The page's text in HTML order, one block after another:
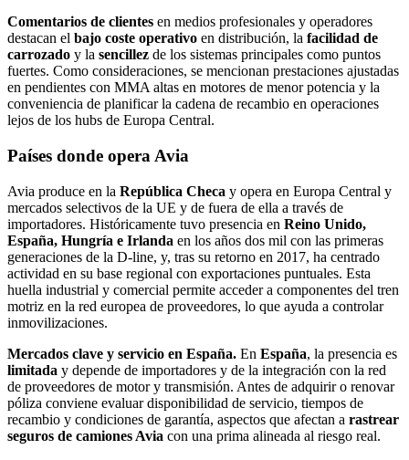
Comentarios de clientes en medios profesionales y operadores
destacan el bajo coste operativo en distribución, la facilidad de
carrozado y la sencillez de los sistemas principales como puntos
fuertes. Como consideraciones, se mencionan prestaciones ajustadas
en pendientes con MMA altas en motores de menor potencia y la
conveniencia de planificar la cadena de recambio en operaciones
lejos de los hubs de Europa Central.
Países donde opera Avia
Avia produce en la República Checa y opera en Europa Central y
mercados selectivos de la UE y de fuera de ella a través de
importadores. Históricamente tuvo presencia en Reino Unido,
España, Hungría e Irlanda en los años dos mil con las primeras
generaciones de la D‑line, y, tras su retorno en 2017, ha centrado
actividad en su base regional con exportaciones puntuales. Esta
huella industrial y comercial permite acceder a componentes del tren
motriz en la red europea de proveedores, lo que ayuda a controlar
inmovilizaciones.
Mercados clave y servicio en España. En España, la presencia es
limitada y depende de importadores y de la integración con la red
de proveedores de motor y transmisión. Antes de adquirir o renovar
póliza conviene evaluar disponibilidad de servicio, tiempos de
recambio y condiciones de garantía, aspectos que afectan a rastrear
seguros de camiones Avia con una prima alineada al riesgo real.